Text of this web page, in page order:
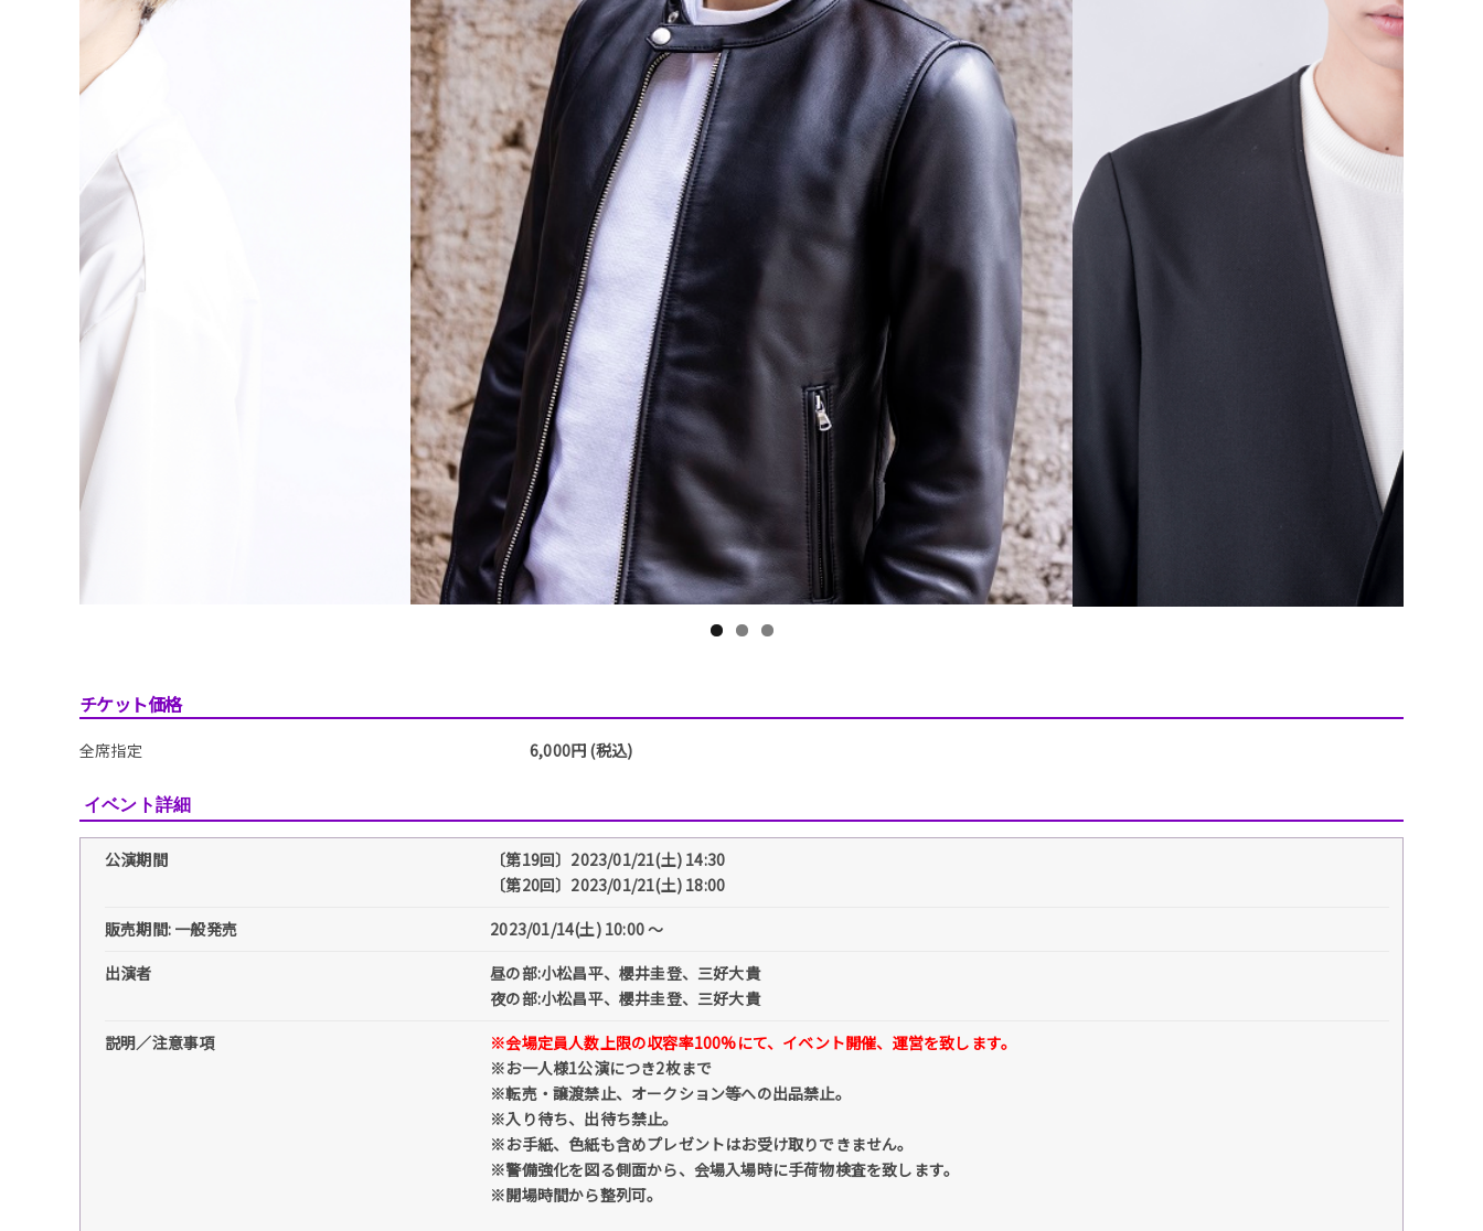
チケット価格
全席指定 6,000円 (税込)
イベント詳細
公演期間
〔第19回〕2023/01/21(土) 14:30
〔第20回〕2023/01/21(土) 18:00
販売期間: 一般発売
2023/01/14(土) 10:00 〜
出演者
昼の部:小松昌平、櫻井圭登、三好大貴
夜の部:小松昌平、櫻井圭登、三好大貴
説明／注意事項
※会場定員人数上限の収容率100%にて、イベント開催、運営を致します。
※お一人様1公演につき2枚まで
※転売・譲渡禁止、オークション等への出品禁止。
※入り待ち、出待ち禁止。
※お手紙、色紙も含めプレゼントはお受け取りできません。
※警備強化を図る側面から、会場入場時に手荷物検査を致します。
※開場時間から整列可。